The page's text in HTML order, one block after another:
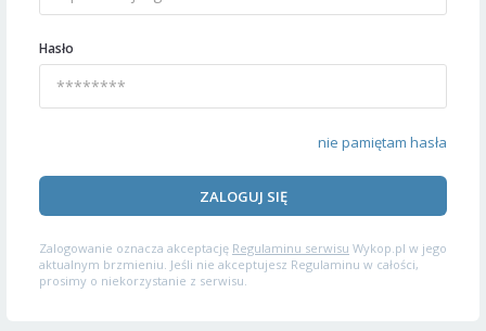
Hasło
nie pamiętam hasła
ZALOGUJ SIĘ
Zalogowanie oznacza akceptację Regulaminu serwisu Wykop.pl w jego
aktualnym brzmieniu. Jeśli nie akceptujesz Regulaminu w całości,
prosimy o niekorzystanie z serwisu.